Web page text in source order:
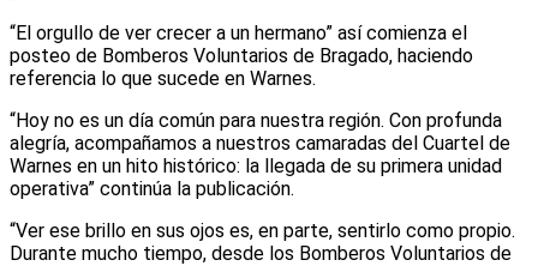
“El orgullo de ver crecer a un hermano” así comienza el
posteo de Bomberos Voluntarios de Bragado, haciendo
referencia lo que sucede en Warnes.
“Hoy no es un día común para nuestra región. Con profunda
alegría, acompañamos a nuestros camaradas del Cuartel de
Warnes en un hito histórico: la llegada de su primera unidad
operativa” continúa la publicación.
“Ver ese brillo en sus ojos es, en parte, sentirlo como propio.
Durante mucho tiempo, desde los Bomberos Voluntarios de